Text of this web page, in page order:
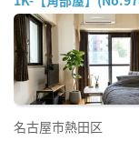
名古屋市熱田区